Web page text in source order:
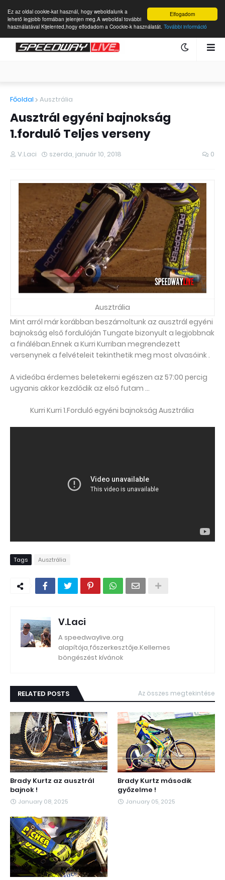
Elfogadom
Ez az oldal cookie-kat használ, hogy weboldalunk a
lehető legjobb formában jelenjen meg.A weboldal további
használatával Kijelented,hogy elfodadom a Coockie-k használatát. További információ
Főoldal Ausztrália
Ausztrál egyéni bajnokság
1.forduló Teljes verseny
V.Laci szerda, január 10, 2018 0
Ausztrália
Mint arról már korábban beszámoltunk az ausztrál egyéni
bajnokság első fordulóján Tungate bizonyult a legjobbnak
a fináléban.Ennek a Kurri Kurriban megrendezett
versenynek a felvételeit tekinthetik meg most olvasóink .
A videóba érdemes beletekerni egészen az 57:00 percig
ugyanis akkor kezdődik az első futam ...
Kurri Kurri 1.Forduló egyéni bajnokság Ausztrália
Tags Ausztrália
V.Laci
A speedwaylive.org
alapítója,főszerkesztője.Kellemes
böngészést kívánok
RELATED POSTS Az összes megtekintése
Brady Kurtz az ausztrál
bajnok !
January 08, 2025
Brady Kurtz második
győzelme !
January 05, 2025